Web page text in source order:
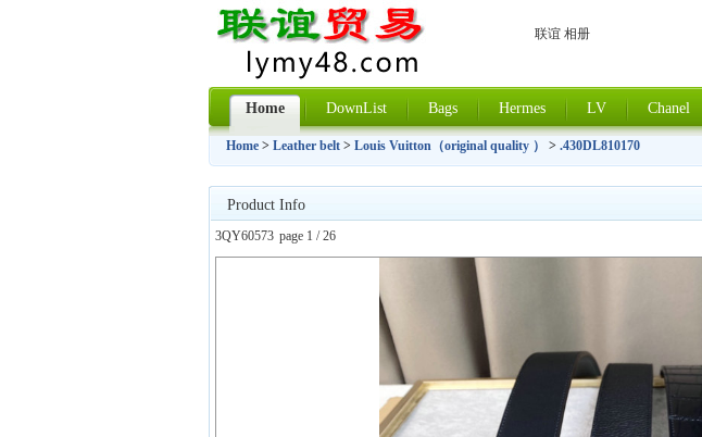
联谊 相册
Home DownList Bags Hermes LV Chanel
Home > Leather belt > Louis Vuitton（original quality ） > .430DL810170
Product Info
3QY60573 page 1 / 26